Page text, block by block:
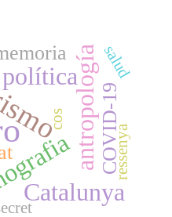
políticaantropología
Catalunya
COVID-19
cos
salud
ressenya